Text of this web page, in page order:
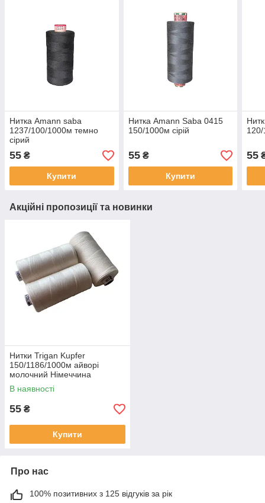
Нитка Amann saba
1237/100/1000м темно
сірий
55 ₴
Купити
Нитка Amann Saba 0415
150/1000м ciрій
55₴
Купити
55
Акційні пропозиції та новинки
Нитки Trigan Kupfer
150/1186/1000м айворі
молочний Німеччина
В наявності
55 ₴
Купити
Про нас
100% позитивних з 125 відгуків за рік